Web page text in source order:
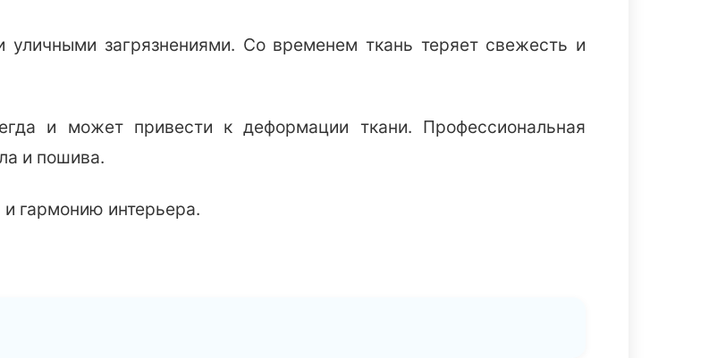
загрязнениями. Со временем ткань теряет свежесть и
и может привести к деформации ткани. Профессиональная
и пошива.
гармонию интерьера.